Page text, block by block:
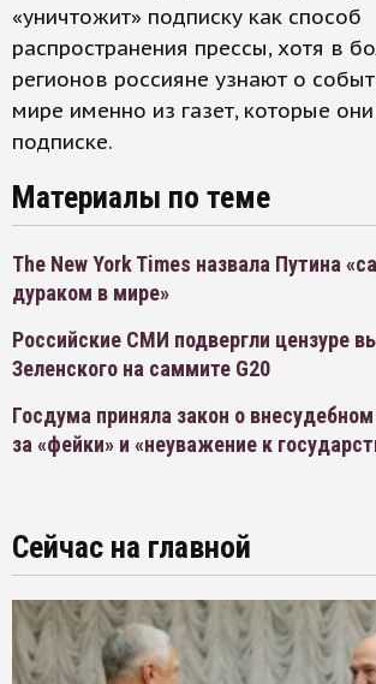
«уничтожит» подписку как способ
распространения прессы, хотя в
регионов россияне узнают о
мире именно из газет, которые
подписке.
Материалы по теме
The New York Times назвала Путина
дураком в мире»
Российские СМИ подвергли цензуре
Зеленского на саммите G20
Госдума приняла закон о
за «фейки» и «неуважение к
Сейчас на главной